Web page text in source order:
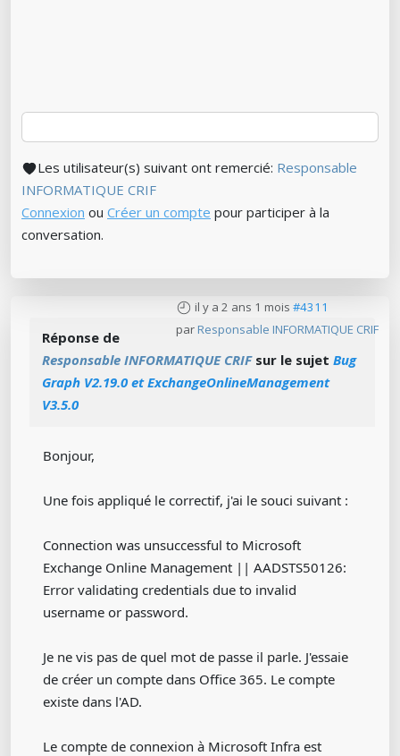
Les utilisateur(s) suivant ont remercié: Responsable
INFORMATIQUE CRIF
Connexion ou Créer un compte pour participer à la
conversation.
il y a 2 ans 1 mois #4311
par Responsable INFORMATIQUE CRIF
Réponse de
Responsable INFORMATIQUE CRIFsur le sujet Bug
Graph V2.19.0 et ExchangeOnlineManagement
V3.5.0
Bonjour,
Une fois appliqué le correctif, j'ai le souci suivant :
Connection was unsuccessful to Microsoft
Exchange Online Management || AADSTS50126:
Error validating credentials due to invalid
username or password.
Je ne vis pas de quel mot de passe il parle. J'essaie
de créer un compte dans Office 365. Le compte
existe dans l'AD.
Le compte de connexion à Microsoft Infra est